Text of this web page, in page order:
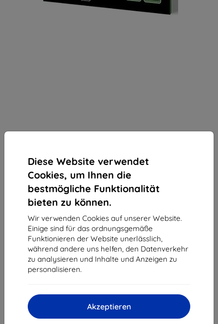
Diese Website verwendet
Cookies, um Ihnen die
bestmögliche Funktionalität
bieten zu können.
Wir verwenden Cookies auf unserer Website.
Einige sind für das ordnungsgemäße
Funktionieren der Website unerlässlich,
während andere uns helfen, den Datenverkehr
zu analysieren und Inhalte und Anzeigen zu
personalisieren.
Akzeptieren
Schutzfolie 3MK Foil Shield Apple MacBook Pro 13
"2017 to 15"
Geeignet für:
Apple MacBook Pro 15
9,90 €
8,91 €